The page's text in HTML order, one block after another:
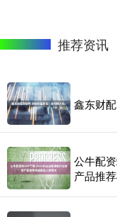
推荐资讯
鑫东财
公牛配
产品推